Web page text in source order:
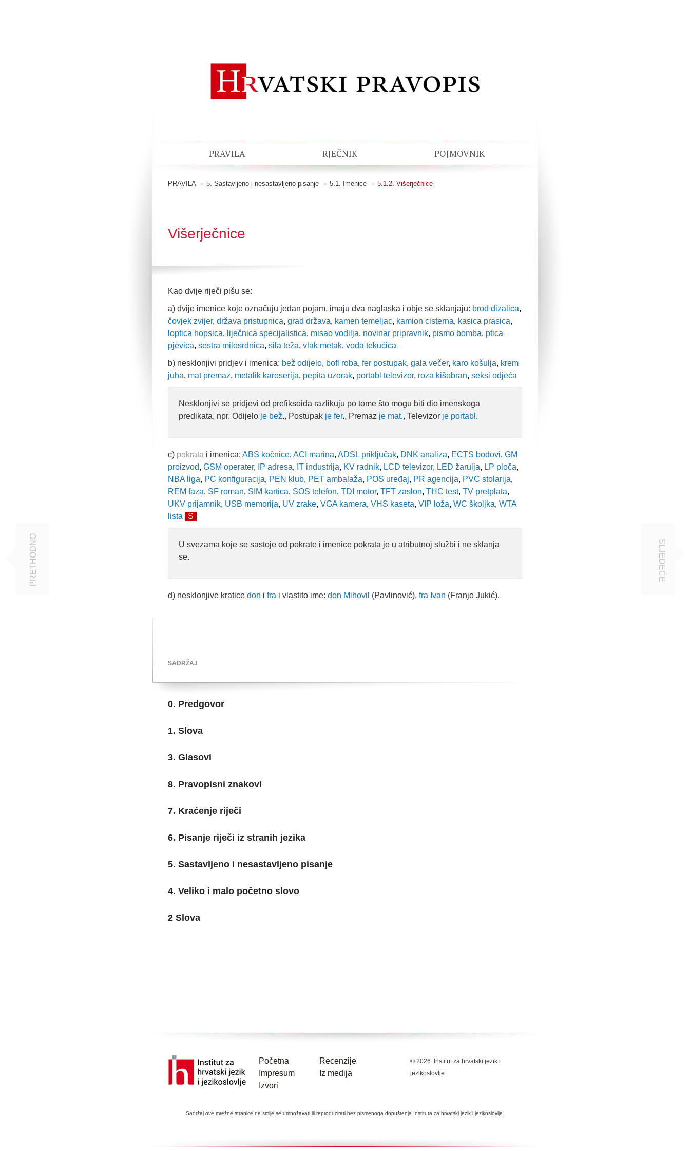
PRAVILA RJEČNIK POJMOVNIK
PRAVILA » 5. Sastavljeno i nesastavljeno pisanje » 5.1. Imenice » 5.1.2. Višerječnice
Višerječnice
Kao dvije riječi pišu se:
a) dvije imenice koje označuju jedan pojam, imaju dva naglaska i obje se sklanjaju: brod dizalica,
čovjek zvijer, država pristupnica, grad država, kamen temeljac, kamion cisterna, kasica prasica,
loptica hopsica, liječnica specijalistica, misao vodilja, novinar pripravnik, pismo bomba, ptica
pjevica, sestra milosrdnica, sila teža, vlak metak, voda tekućica
b) nesklonjivi pridjev i imenica: bež odijelo, bofl roba, fer postupak, gala večer, karo košulja, krem
juha, mat premaz, metalik karoserija, pepita uzorak, portabl televizor, roza kišobran, seksi odjeća
Nesklonjivi se pridjevi od prefiksoida razlikuju po tome što mogu biti dio imenskoga
predikata, npr. Odijelo je bež., Postupak je fer., Premaz je mat., Televizor je portabl .
c) pokrata i imenica: ABS kočnice, ACI marina, ADSL priključak, DNK analiza, ECTS bodovi, GM
proizvod, GSM operater, IP adresa, IT industrija, KV radnik, LCD televizor, LED žarulja, LP ploča,
NBA liga, PC konfiguracija, PEN klub, PET ambalaža, POS uređaj, PR agencija, PVC stolarija,
REM faza, SF roman, SIM kartica, SOS telefon, TDI motor, TFT zaslon, THC test, TV pretplata,
UKV prijamnik, USB memorija, UV zrake, VGA kamera, VHS kaseta, VIP loža, WC školjka, WTA
lista
S
U svezama koje se sastoje od pokrate i imenice pokrata je u atributnoj službi i ne sklanja
se.
d) nesklonjive kratice don i fra i vlastito ime: don Mihovil (Pavlinović), fra Ivan (Franjo Jukić).
PRETHODNO SLJEDEĆE
SADRŽAJ
0. Predgovor
1. Slova
3. Glasovi
8. Pravopisni znakovi
7. Kraćenje riječi
6. Pisanje riječi iz stranih jezika
5. Sastavljeno i nesastavljeno pisanje
4. Veliko i malo početno slovo
2 Slova
Početna
Impresum
Izvori
Recenzije
Iz medija
© 2026. Institut za hrvatski jezik i
jezikoslovlje
Sadržaj ove mrežne stranice ne smije se umnožavati ili reproducirati bez pismenoga dopuštenja Instituta za hrvatski jezik i jezikoslovlje.